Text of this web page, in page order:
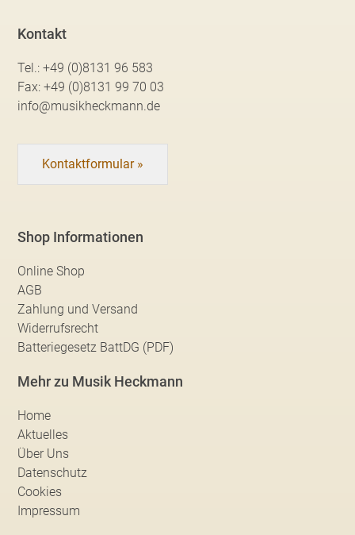
Kontakt
Tel.:+49 (0)8131 96 583
Fax:+49 (0)8131 99 70 03
info@musikheckmann.de
Kontaktformular »
Shop Informationen
Online Shop
AGB
Zahlung und Versand
Widerrufsrecht
Batteriegesetz BattDG (PDF)
Mehr zu Musik Heckmann
Home
Aktuelles
Über Uns
Datenschutz
Cookies
Impressum